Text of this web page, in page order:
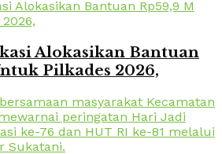
Alokasikan Bantuan
Pilkades 2026,